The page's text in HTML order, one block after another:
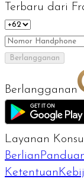
Terbaru dari
Berlangganan
Berlangganan
Layanan
Berlian
Ketentuan